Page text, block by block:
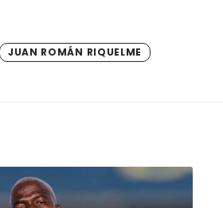
JUAN ROMÁN RIQUELME